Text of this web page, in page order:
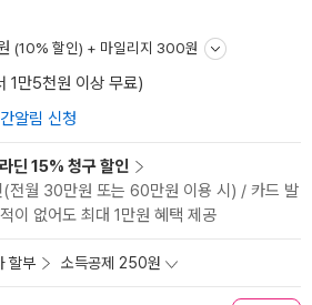
(10% 할인) + 마일리지 300원
1만5천원 이상 무료)
알림 신청
딘 15% 청구 할인
(전월 30만원 또는 60만원 이용 시) / 카드 발
이 없어도 최대 1만원 혜택 제공
할부 소득공제 250원